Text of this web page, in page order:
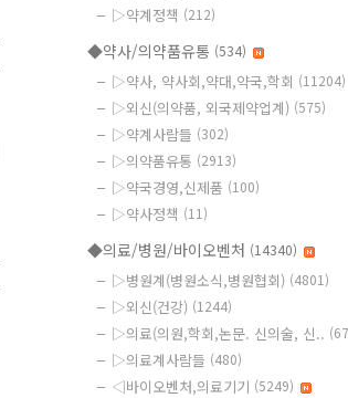
▷약계정책 (212)
◆약사/의약품유통 (534)
▷약사, 약사회,약대,약국,학회 (11204)
▷외신(의약품, 외국제약업계) (575)
▷약계사람들 (302)
▷의약품유통 (2913)
▷약국경영,신제품 (100)
▷약사정책 (11)
◆의료/병원/바이오벤처 (14340)
▷병원계(병원소식,병원협회) (4801)
▷외신(건강) (1244)
▷의료(의원,학회,논문. 신의술, 신..
▷의료계사람들 (480)
◁바이오벤처,의료기기 (5249)